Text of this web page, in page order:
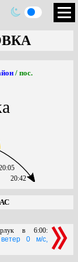
/ пос.
20:42
в 6:00:
ветер 0 м/с,